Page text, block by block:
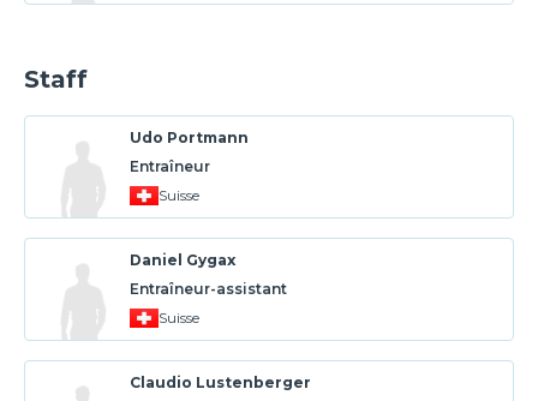
Staff
Udo Portmann
Entraîneur
Suisse
Daniel Gygax
Entraîneur-assistant
Suisse
Claudio Lustenberger